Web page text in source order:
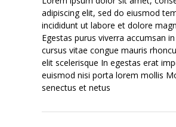
adipiscing elit, sed do eiusmod
incididunt ut labore et dolore
Egestas purus viverra accumsan
cursus vitae congue mauris
elit scelerisque In egestas erat
euismod nisi porta lorem mollis
senectus et netus